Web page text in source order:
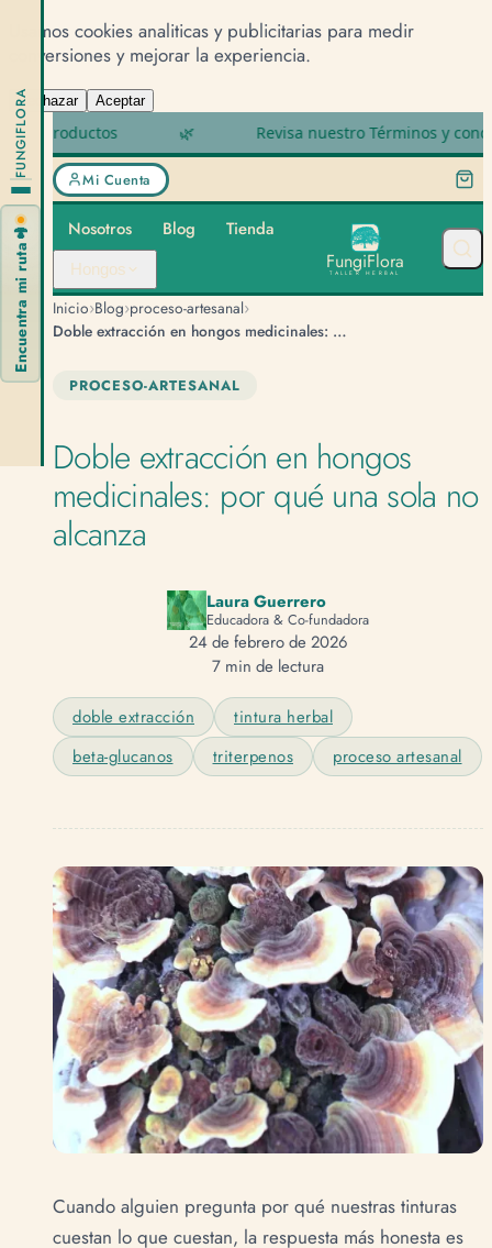
Usamos cookies analiticas y publicitarias para medir
conversiones y mejorar la experiencia.
Rechazar Aceptar
FUNGIFLORA
🍄
Encuentra mi ruta
🌿 Revisa nuestro Términos y condiciones
Mi Cuenta
Nosotros Blog Tienda
Hongos FungiFlora
TALLER HERBAL
Inicio›Blog›proceso-artesanal›
Doble extracción en hongos medicinales: por qué una sola no alcanza
PROCESO-ARTESANAL
Doble extracción en hongos
medicinales: por qué una sola no
alcanza
Laura Guerrero
Educadora & Co-fundadora
24 de febrero de 2026
7 min de lectura
doble extracción
tintura herbal
beta-glucanos
triterpenos proceso artesanal
Cuando alguien pregunta por qué nuestras tinturas
cuestan lo que cuestan, la respuesta más honesta es